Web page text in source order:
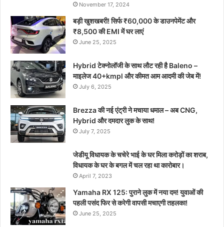
November 17, 2024
बड़ी खुशखबरी! सिर्फ ₹60,000 के डाउनपेमेंट और
₹8,500 की EMI में घर लाएं
June 25, 2025
Hybrid टेक्नोलॉजी के साथ लौट रही है Baleno –
माइलेज 40+kmpl और कीमत आम आदमी की जेब में!
July 6, 2025
Brezza की नई एंट्री ने मचाया धमाल – अब CNG,
Hybrid और दमदार लुक के साथ!
July 7, 2025
जेडीयू विधायक के चचेरे भाई के घर मिला करोड़ों का शराब,
विधायक के घर के बगल में चल रहा था कारोबार।
April 7, 2023
Yamaha RX 125: पुराने लुक में नया दम! युवाओं की
पहली पसंद फिर से करेगी वापसी मचाएगी तहलका!
June 25, 2025